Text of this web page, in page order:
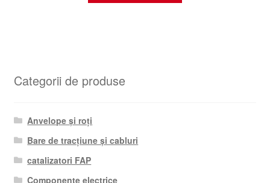
Categorii de produse
Anvelope și roți
Bare de tracțiune și cabluri
catalizatori FAP
Componente electrice